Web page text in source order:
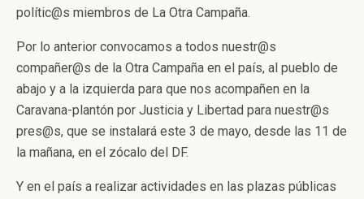
polític@s miembros de La Otra Campaña.
Por lo anterior convocamos a todos nuestr@s
compañer@s de la Otra Campaña en el país, al pueblo de
abajo y a la izquierda para que nos acompañen en la
Caravana-plantón por Justicia y Libertad para nuestr@s
pres@s, que se instalará este 3 de mayo, desde las 11 de
la mañana, en el zócalo del DF.
Y en el país a realizar actividades en las plazas públicas